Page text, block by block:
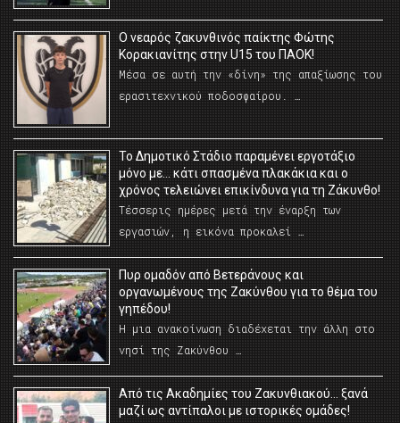
O νεαρός ζακυνθινός παίκτης Φώτης
Κορακιανίτης στην U15 του ΠΑΟΚ!
Μέσα σε αυτή την «δίνη» της απαξίωσης του
ερασιτεχνικού ποδοσφαίρου. …
Το Δημοτικό Στάδιο παραμένει εργοτάξιο
μόνο με… κάτι σπασμένα πλακάκια και ο
χρόνος τελειώνει επικίνδυνα για τη Ζάκυνθο!
Τέσσερις ημέρες μετά την έναρξη των
εργασιών, η εικόνα προκαλεί …
Πυρ ομαδόν από Βετεράνους και
οργανωμένους της Ζακύνθου για το θέμα του
γηπέδου!
Η μια ανακοίνωση διαδέχεται την άλλη στο
νησί της Ζακύνθου …
Από τις Ακαδημίες του Ζακυνθιακού… ξανά
μαζί ως αντίπαλοι με ιστορικές ομάδες!